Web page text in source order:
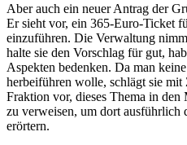
Aber auch ein neuer Antrag der
Er sieht vor, ein 365-Euro-Ticket
einzuführen. Die Verwaltung
halte sie den Vorschlag für gut,
Aspekten bedenken. Da man
herbeiführen wolle, schlägt sie
Fraktion vor, dieses Thema in den
zu verweisen, um dort ausführlich
erörtern.